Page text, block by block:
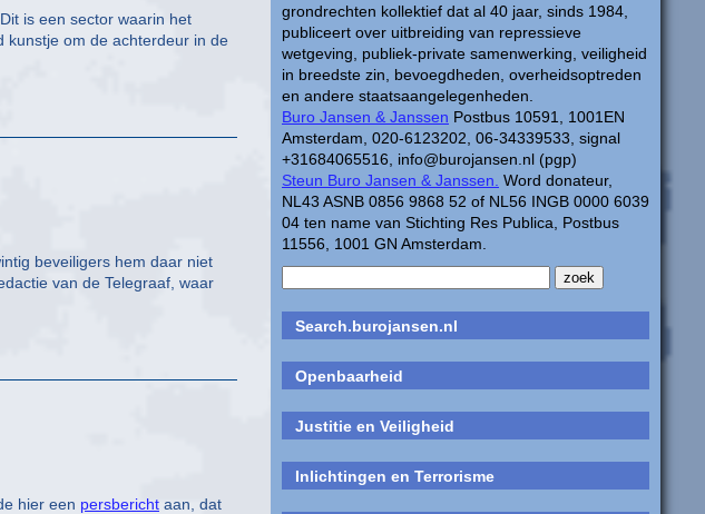
grondrechten kollektief dat al 40 jaar, sinds 1984,
publiceert over uitbreiding van repressieve
wetgeving, publiek-private samenwerking, veiligheid
in breedste zin, bevoegdheden, overheidsoptreden
en andere staatsaangelegenheden.
Buro Jansen & Janssen Postbus 10591, 1001EN
Amsterdam, 020-6123202, 06-34339533, signal
+31684065516, info@burojansen.nl (pgp)
Steun Buro Jansen & Janssen. Word donateur,
NL43 ASNB 0856 9868 52 of NL56 INGB 0000 6039
04 ten name van Stichting Res Publica, Postbus
11556, 1001 GN Amsterdam.
Search.burojansen.nl
Openbaarheid
Justitie en Veiligheid
Inlichtingen en Terrorisme
is een sector waarin het
kunstje om de achterdeur in de
beveiligers hem daar niet
van de Telegraaf, waar
hier een persbericht aan, dat